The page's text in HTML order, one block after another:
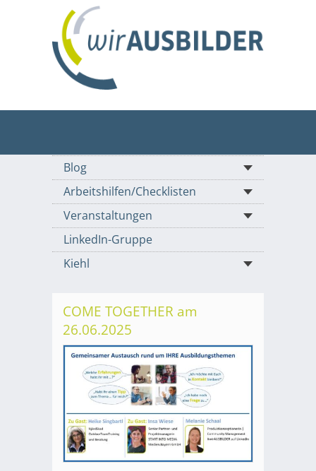
Blog
Arbeitshilfen/Checklisten
Veranstaltungen
LinkedIn-Gruppe
Kiehl
COME TOGETHER am
26.06.2025